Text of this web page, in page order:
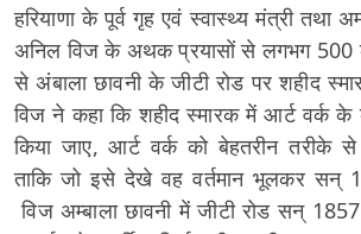
हरियाणा के पूर्व गृह एवं स्वास्थ्य मंत्री तथा
अनिल विज के अथक प्रयासों से लगभग 500
से अंबाला छावनी के जीटी रोड पर शहीद
विज ने कहा कि शहीद स्मारक में आर्ट वर्क के
किया जाए, आर्ट वर्क को बेहतरीन तरीके से
ताकि जो इसे देखे वह वर्तमान भूलकर सन्
विज अम्बाला छावनी में जीटी रोड सन्